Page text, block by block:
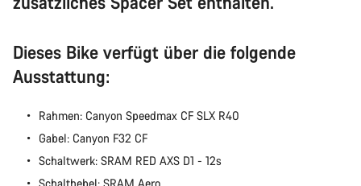
Dieses Bike verfügt über die folgende
Ausstattung:
Rahmen: Canyon Speedmax CF SLX R40
Gabel: Canyon F32 CF
Schaltwerk: SRAM RED AXS D1 - 12s